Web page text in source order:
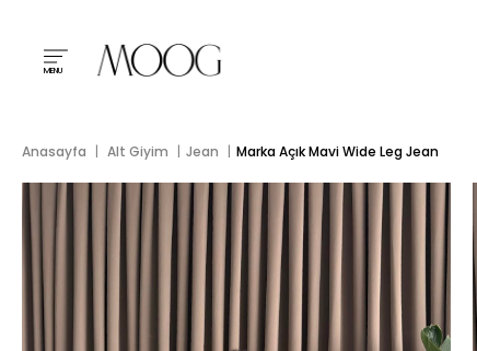
MENU
Anasayfa Alt Giyim Jean Marka Açık Mavi Wide Leg Jean